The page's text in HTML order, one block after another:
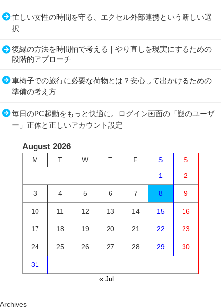
忙しい女性の時間を守る、エクセル外部連携という新しい選
択
復縁の方法を時間軸で考える｜やり直しを現実にするための
段階的アプローチ
車椅子での旅行に必要な荷物とは？安心して出かけるための
準備の考え方
毎日のPC起動をもっと快適に。ログイン画面の「謎のユーザ
ー」正体と正しいアカウント設定
August 2026
M T W T F S
S
1
2
3 4 5 6 7 8 9
10 11 12 13 14 15 16
17 18 19 20 21 22 23
24 25 26 27 28 29 30
31
« Jul
Archives